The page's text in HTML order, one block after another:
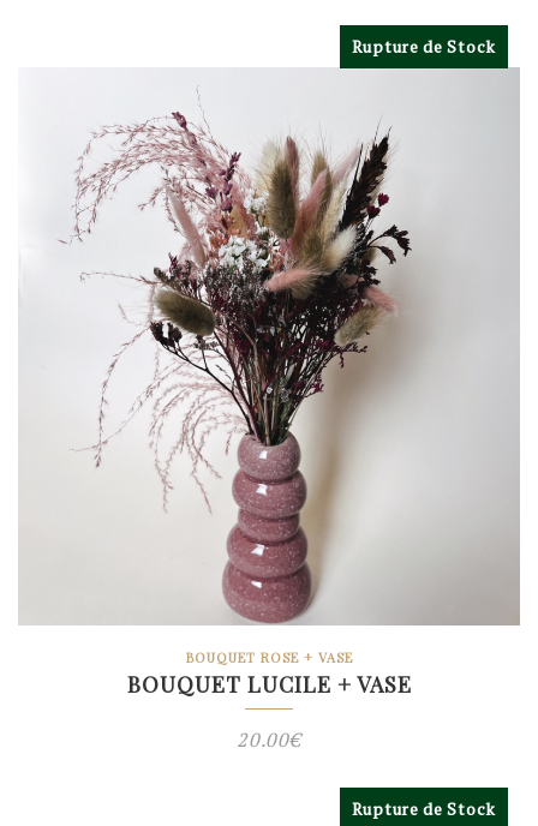
Rupture de Stock
BOUQUET ROSE + VASE
BOUQUET LUCILE + VASE
20.00€
Rupture de Stock